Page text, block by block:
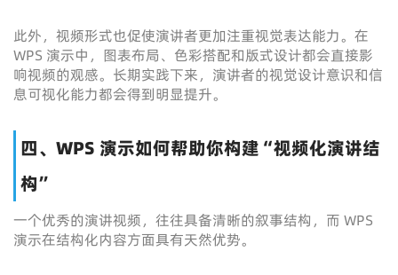
此外，视频形式也促使演讲者更加注重视觉表达能力。在
WPS 演示中，图表布局、色彩搭配和版式设计都会直接影
响视频的观感。长期实践下来，演讲者的视觉设计意识和信
息可视化能力都会得到明显提升。
四、WPS 演示如何帮助你构建“视频化演讲结
构”
一个优秀的演讲视频，往往具备清晰的叙事结构，而 WPS
演示在结构化内容方面具有天然优势。